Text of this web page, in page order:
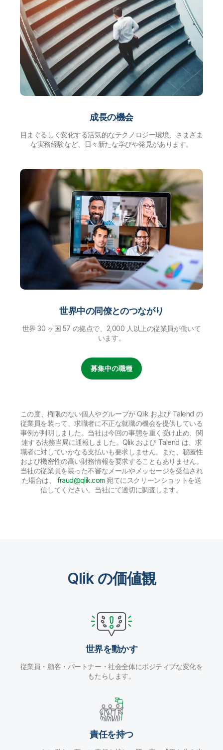
成長の機会
目まぐるしく変化する活気的なテクノロジー環境、さまざま
な実務経験など、日々新たな学びや発見があります。
世界中の同僚とのつながり
世界 30 ヶ国 57 の拠点で、2,000 人以上の従業員が働いて
います。
募集中の職種
この度、権限のない個人やグループが Qlik および Talend の
従業員を装って、求職者に不正な就職の機会を提供している
事例が判明しました。当社は今回の事態を重く受け止め、関
連する法務当局に通報しました。Qlik および Talend は、求
職者に対していかなる支払いも要求しません。また、秘匿性
および機密性の高い財務情報を要求することもありません。
当社の従業員を装った不審なメールやメッセージを受信され
た場合は、fraud@qlik.com 宛てにスクリーンショットを送
信してください。当社にて適切に調査します。
Qlik の価値観
世界を動かす
従業員・顧客・パートナー・社会全体にポジティブな変化を
もたらします。
責任を持つ